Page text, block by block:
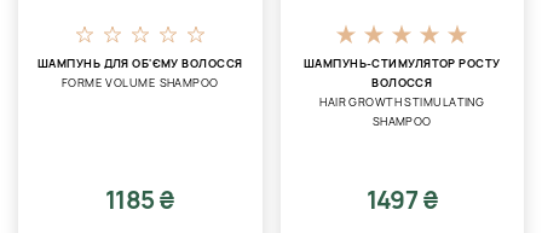
ШАМПУНЬ ДЛЯ ОБ'ЄМУ ВОЛОССЯ
FORME VOLUME SHAMPOO
1185 ₴
ШАМПУНЬ-СТИМУЛЯТОР РОСТУ
ВОЛОССЯ
HAIR GROWTH STIMULATING
SHAMPOO
1497 ₴